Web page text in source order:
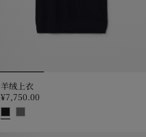
羊绒上衣
¥7,750.00